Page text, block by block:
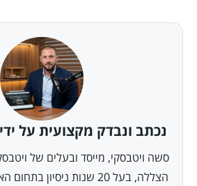
נכתב ונבדק מקצועית על
סשה ויטבסקי, מייסד ובעלים של
הצללה, בעל 20 שנות ניסיון